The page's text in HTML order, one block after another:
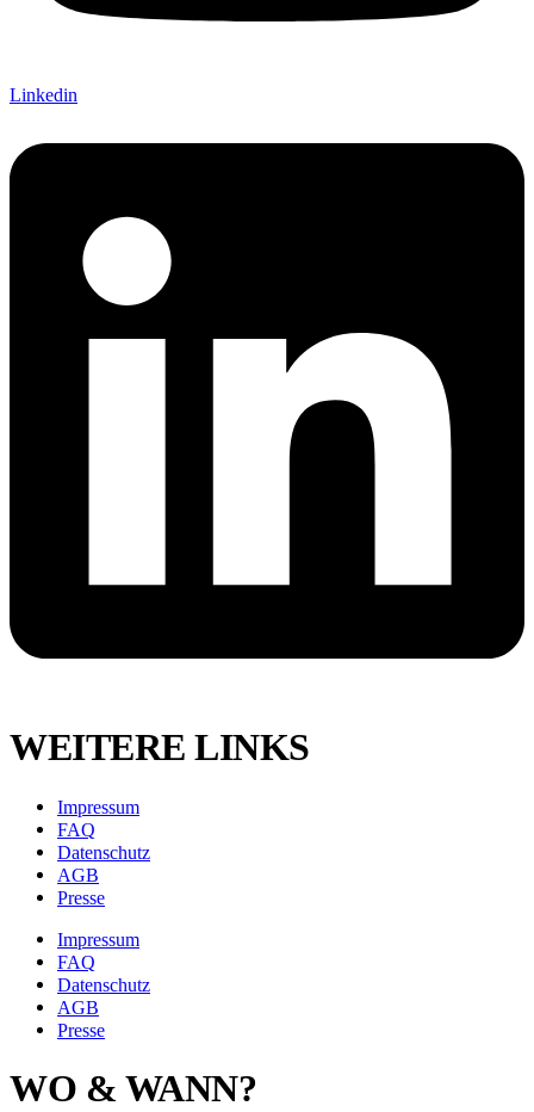
Linkedin
WEITERE LINKS
Impressum
FAQ
Datenschutz
AGB
Presse
Impressum
FAQ
Datenschutz
AGB
Presse
WO & WANN?